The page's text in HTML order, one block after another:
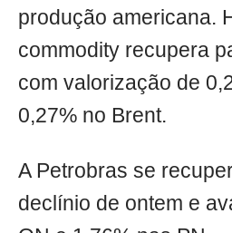
produção americana.
commodity recupera
com valorização de
0,27% no Brent.
A Petrobras se
declínio de ontem e